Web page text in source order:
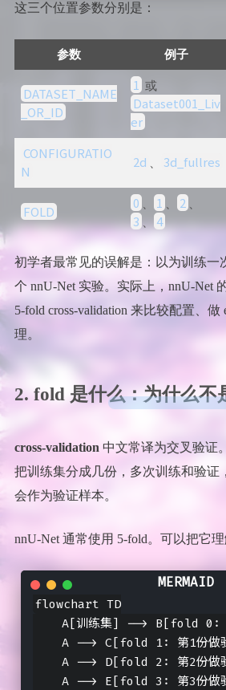
这三个位置参数分别是：
参数 例子
DATASET_NAME
_OR_ID
1 或
Dataset001_Liv
er
CONFIGURATIO
N
2d 、 3d_fullres
FOLD
0 、 1 、 2 、
3 、 4
初学者最常见的误解是：以为训练一
个 nnU-Net 实验。实际上，nnU-Net
5-fold cross-validation 来比较配置、做
理。
2. fold 是什么：为什么不
cross-validation 中文常译为交叉验证
把训练集分成几份，多次训练和验证
会作为验证样本。
nnU-Net 通常使用 5-fold。可以把它理
flowchart TD
A[训练集] --> B[fold 0:
A --> C[fold 1: 第1份做
A --> D[fold 2: 第2份做
A --> E[fold 3: 第3份做